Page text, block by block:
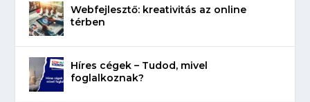
Webfejlesztő: kreativitás az online
térben
Híres cégek – Tudod, mivel
foglalkoznak?